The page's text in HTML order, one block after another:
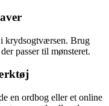
i krydsogtværsen. Brug
passer til mønsteret.
en ordbog eller et online